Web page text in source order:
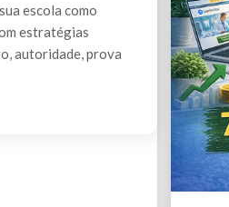
escola como
estratégias
autoridade, prova